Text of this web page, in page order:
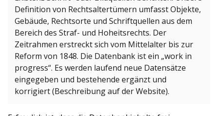
Definition von Rechtsaltertümern umfasst Objekte,
Gebäude, Rechtsorte und Schriftquellen aus dem
Bereich des Straf- und Hoheitsrechts. Der
Zeitrahmen erstreckt sich vom Mittelalter bis zur
Reform von 1848. Die Datenbank ist ein „work in
progress“. Es werden laufend neue Datensätze
eingegeben und bestehende ergänzt und
korrigiert (Beschreibung auf der Website).